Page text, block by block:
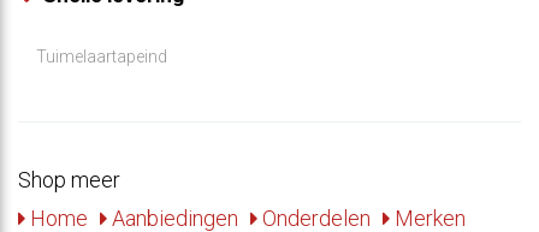
Tuimelaartapeind
Shop meer
Home
Aanbiedingen Onderdelen Merken